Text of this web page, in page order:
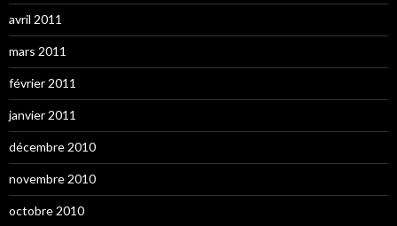
avril 2011
mars 2011
février 2011
janvier 2011
décembre 2010
novembre 2010
octobre 2010